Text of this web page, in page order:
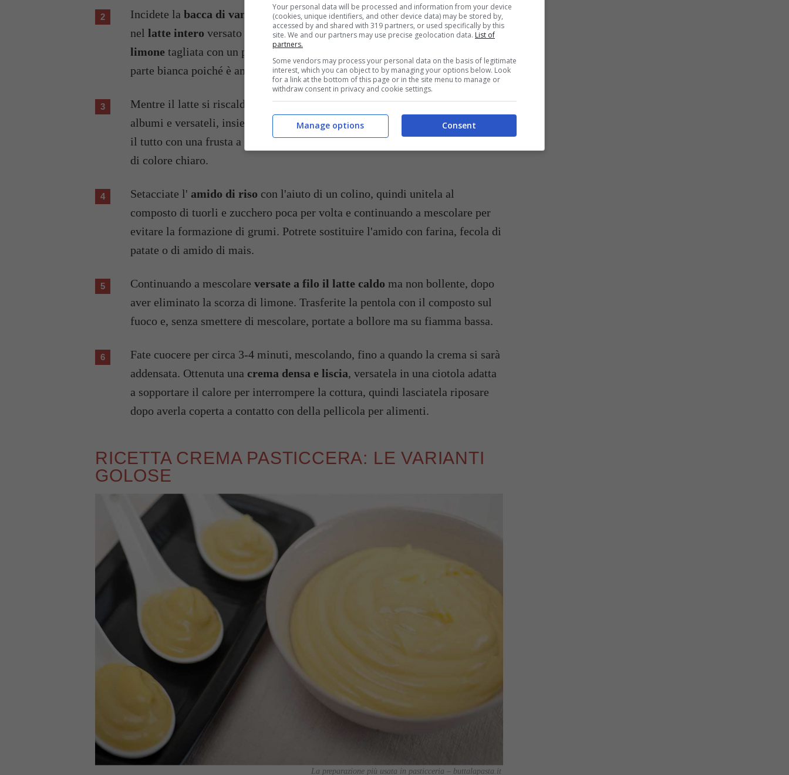
Incidete la bacca di vaniglia
per il lungo e ricavatene i semini che tufferete
nel latte intero versato in un pentolino capiente. Unite anche lascorza di
limone tagliata con un pelapatate. Prendete solo la parte gialla, evitate la
parte bianca poiché è amara. Fate scaldare.
Mentre il latte si riscalda occupatevi delleuova, separate ituorlidagli
albumi e versateli, insieme allo
zuccherosemolato, in una pentola. Lavorate
il tutto con una frusta a mano fino ad ottenere un composto spumoso e gonfio
di colore chiaro.
Setacciate l' amido di riso con l'aiuto di un colino, quindi unitela al
composto di tuorli e zucchero poca per volta e continuando a mescolare per
evitare la formazione di grumi. Potrete sostituire l'amido con farina, fecola di
patate o di amido di mais.
Continuando a mescolare versate a filo il latte caldo ma non bollente, dopo
aver eliminato la scorza di limone. Trasferite la pentola con il composto sul
fuoco e, senza smettere di mescolare, portate a bollore ma su fiamma bassa.
Fate cuocere per circa 3-4 minuti, mescolando, fino a quando la crema si sarà
addensata. Ottenuta una crema densa e liscia, versatela in una ciotola adatta
a sopportare il calore per interrompere la cottura, quindi lasciatela riposare
dopo averla coperta a contatto con della pellicola per alimenti.
RICETTA CREMA PASTICCERA: LE VARIANTI
GOLOSE
La preparazione più usata in pasticceria – buttalapasta.it
Your personal data will be processed and information from your device
(cookies, unique identifiers, and other device data) may be stored by,
accessed by and shared with 319 partners, or used specifically by this
site. We and our partners may use precise geolocation data. List of
partners.
Some vendors may process your personal data on the basis of legitimate
interest, which you can object to by managing your options below. Look
for a link at the bottom of this page or in the site menu to manage or
withdraw consent in privacy and cookie settings.
Consent
Manage options